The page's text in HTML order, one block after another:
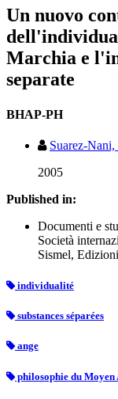
Un nuovo
Marchia e
separate
BHAP-PH
Suarez-Nani,
2005
Published in:
Documenti e
Società
Sismel,
individualité
substances séparées
ange
philosophie du Moyen